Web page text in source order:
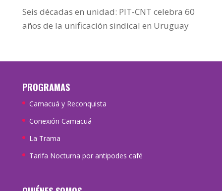
Seis décadas en unidad: PIT-CNT celebra 60
años de la unificación sindical en Uruguay
PROGRAMAS
Camacuá y Reconquista
Conexión Camacuá
La Trama
Tarifa Nocturna por antipodes café